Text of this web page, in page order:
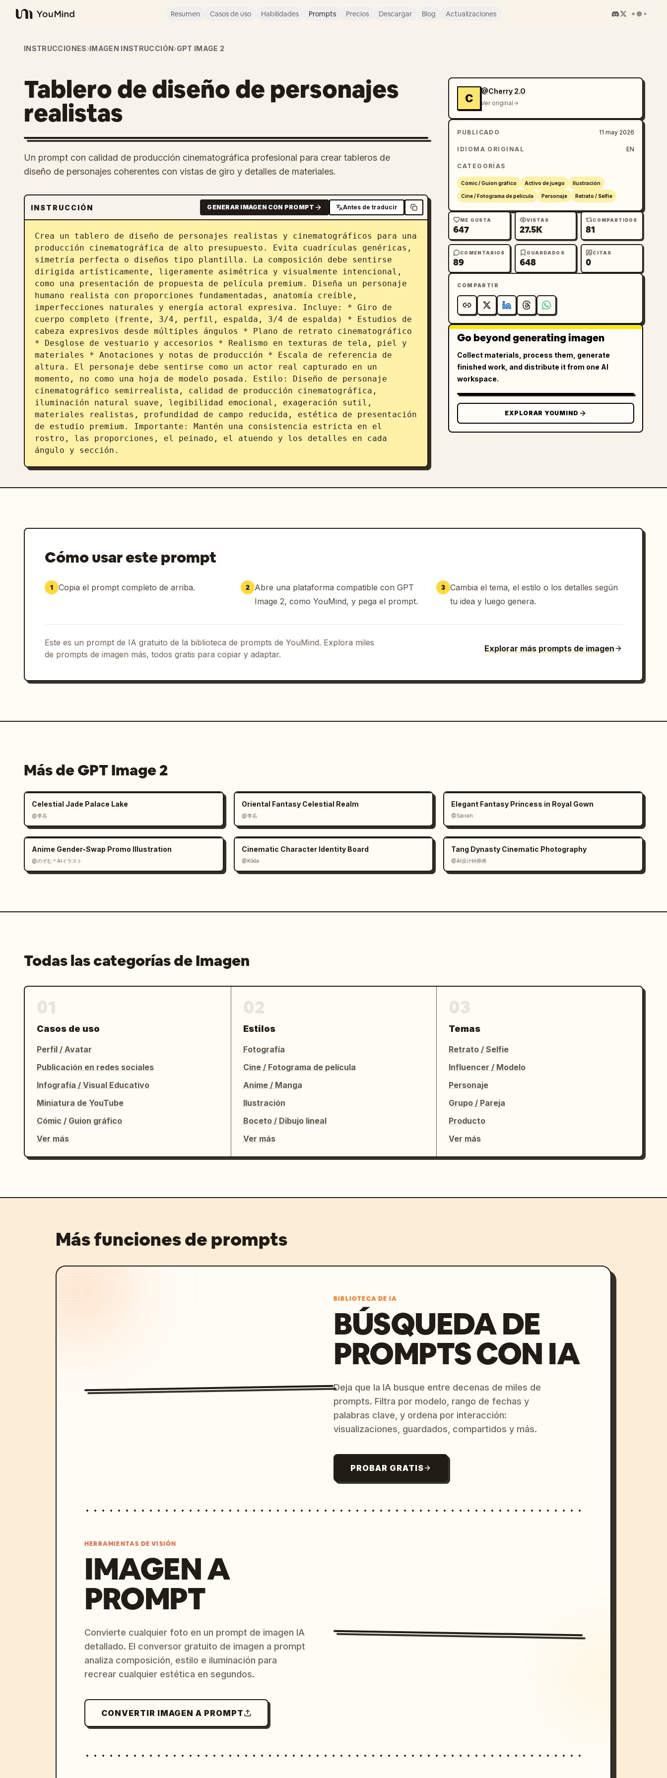
YouMind
Resumen Casos de uso Habilidades Prompts Precios Descargar Blog Actualizaciones
INSTRUCCIONES›IMAGEN INSTRUCCIÓN›GPT IMAGE 2
Tablero de diseño de personajes
realistas
Un prompt con calidad de producción cinematográfica profesional para crear tableros de
diseño de personajes coherentes con vistas de giro y detalles de materiales.
INSTRUCCIÓN GENERAR IMAGEN CON PROMPT Antes de traducir
Crea un tablero de diseño de personajes realistas y cinematográficos para una
producción cinematográfica de alto presupuesto. Evita cuadrículas genéricas,
simetría perfecta o diseños tipo plantilla. La composición debe sentirse
dirigida artísticamente, ligeramente asimétrica y visualmente intencional,
como una presentación de propuesta de película premium. Diseña un personaje
humano realista con proporciones fundamentadas, anatomía creíble,
imperfecciones naturales y energía actoral expresiva. Incluye: * Giro de
cuerpo completo (frente, 3/4, perfil, espalda, 3/4 de espalda) * Estudios de
cabeza expresivos desde múltiples ángulos * Plano de retrato cinematográfico
* Desglose de vestuario y accesorios * Realismo en texturas de tela, piel y
materiales * Anotaciones y notas de producción * Escala de referencia de
altura. El personaje debe sentirse como un actor real capturado en un
momento, no como una hoja de modelo posada. Estilo: Diseño de personaje
cinematográfico semirrealista, calidad de producción cinematográfica,
iluminación natural suave, legibilidad emocional, exageración sutil,
materiales realistas, profundidad de campo reducida, estética de presentación
de estudio premium. Importante: Mantén una consistencia estricta en el
rostro, las proporciones, el peinado, el atuendo y los detalles en cada
ángulo y sección.
C
@Cherry 2.O
Ver original
PUBLICADO 11 may 2026
IDIOMA ORIGINAL EN
CATEGORÍAS
Cómic / Guion gráfico Activo de juego Ilustración
Cine / Fotograma de película Personaje Retrato / Selfie
ME GUSTA
647
VISTAS
27.5K
COMPARTIDOS
81
COMENTARIOS
89
GUARDADOS
648
CITAS
0
COMPARTIR
Go beyond generating imagen
Collect materials, process them, generate
finished work, and distribute it from one AI
workspace.
EXPLORAR YOUMIND
Cómo usar este prompt
1 Copia el prompt completo de arriba. 2 Abre una plataforma compatible con GPT
Image 2, como YouMind, y pega el prompt.
3 Cambia el tema, el estilo o los detalles según
tu idea y luego genera.
Este es un prompt de IA gratuito de la biblioteca de prompts de YouMind. Explora miles
de prompts de imagen más, todos gratis para copiar y adaptar.
Explorar más prompts de imagen
Más de GPT Image 2
Celestial Jade Palace Lake
@李岳
Oriental Fantasy Celestial Realm
@李岳
Elegant Fantasy Princess in Royal Gown
@Sairah
Anime Gender-Swap Promo Illustration
@のぞむ＊AIイラスト
Cinematic Character Identity Board
@Kōda
Tang Dynasty Cinematic Photography
@AI设计钟师傅
Todas las categorías de Imagen
Casos de uso
Perfil / Avatar
Publicación en redes sociales
Infografía / Visual Educativo
Miniatura de YouTube
Cómic / Guion gráfico
Ver más
Estilos
Fotografía
Cine / Fotograma de película
Anime / Manga
Ilustración
Boceto / Dibujo lineal
Ver más
Temas
Retrato / Selfie
Influencer / Modelo
Personaje
Grupo / Pareja
Producto
Ver más
Más funciones de prompts
BIBLIOTECA DE IA
BÚSQUEDA DE
PROMPTS CON IA
Deja que la IA busque entre decenas de miles de
prompts. Filtra por modelo, rango de fechas y
palabras clave, y ordena por interacción:
visualizaciones, guardados, compartidos y más.
PROBAR GRATIS
HERRAMIENTAS DE VISIÓN
IMAGEN A
PROMPT
Convierte cualquier foto en un prompt de imagen IA
detallado. El conversor gratuito de imagen a prompt
analiza composición, estilo e iluminación para
recrear cualquier estética en segundos.
CONVERTIR IMAGEN A PROMPT